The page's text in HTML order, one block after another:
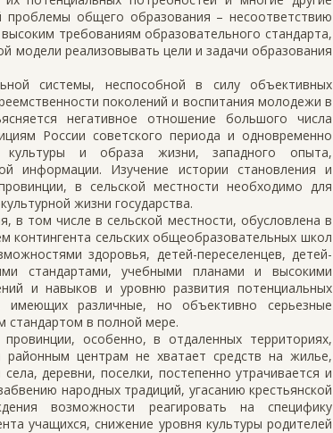
общего образования – несоответствию
требованиям образовательного стандарта,
модели реализовывать цели и задачи образования
системы, неспособной в силу объективных
поколений и воспитания молодежи в
негативное отношение большого числа
России советского периода и одновременно
культуры и образа жизни, западного опыта,
информации. Изучение истории становления и
в сельской местности необходимо для
жизни государства.
в том числе в сельской местности, обусловлена в
сельских общеобразовательных школ
здоровья, детей-переселенцев, детей-
стандартами, учебными планами и высокими
и навыков и уровню развития потенциальных
имеющих различные, но объективно серьезные
в полной мере.
особенно, в отдаленных территориях,
центрам не хватает средств на жилье,
деревни, поселки, постепенно утрачивается и
народных традиций, угасанию крестьянской
возможности реагировать на специфику
учащихся, снижение уровня культуры родителей